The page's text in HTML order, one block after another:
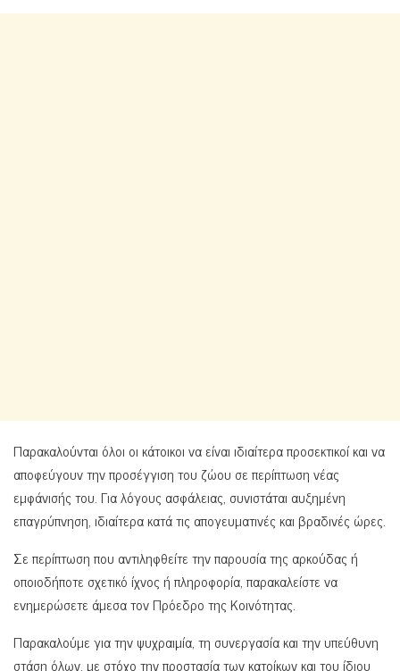
Παρακαλούνται όλοι οι κάτοικοι να είναι ιδιαίτερα προσεκτικοί και να
αποφεύγουν την προσέγγιση του ζώου σε περίπτωση νέας
εμφάνισής του. Για λόγους ασφάλειας, συνιστάται αυξημένη
επαγρύπνηση, ιδιαίτερα κατά τις απογευματινές και βραδινές ώρες.
Σε περίπτωση που αντιληφθείτε την παρουσία της αρκούδας ή
οποιοδήποτε σχετικό ίχνος ή πληροφορία, παρακαλείστε να
ενημερώσετε άμεσα τον Πρόεδρο της Κοινότητας.
Παρακαλούμε για την ψυχραιμία, τη συνεργασία και την υπεύθυνη
στάση όλων, με στόχο την προστασία των κατοίκων και του ίδιου